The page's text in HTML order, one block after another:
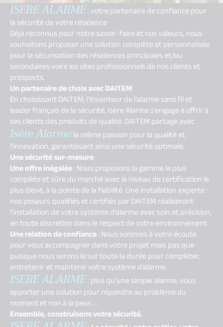
ISERE ALARME: votre partenaire de confiance pour
la sécurité de votre résidence
Déjà reconnus pour notre savoir-faire et nos valeurs, nous
souhaitons proposer une solution complète et personnalisée
pour la sécurisation des résidences principales et/ou
secondaires voire les sites professionnels de nos clients et
prospects.
Un partenaire de choix avec DAITEM
En choisissant DAITEM, l’inventeur de l’alarme sans fil et
leader français de la sécurité, Isère Alarme s’engage à offrir à
ses clients des produits de qualité. DAITEM partage avec
Isère Alarmela même passion pour la qualité et
l’innovation, garantissant ainsi une sécurité optimale.
Une sécurité sur-mesure
Une offre inégalée: Nous proposons la gamme la plus
complète et sûre du marché avec le niveau de certification le
plus élevé, à la pointe de la fiabilité. Une installation experte :
nos poseurs qualifiés et certifiés par DAITEM réaliseront
l’installation de votre système d’alarme avec soin et précision,
en toute discrétion dans le respect de votre environnement.
Une relation de confiance: Nous sommes à votre écoute
pour vous accompagner dans votre projet mais pas que
puisque nous serons là sur toute la durée pour compléter,
entretenir et maintenir votre système d’alarme.
ISERE ALARME: plus qu’une simple alarme, vous
apporter une solution pour répondre au problème du
moment et non à la peur…
Ensemble, construisons votre sécurité.